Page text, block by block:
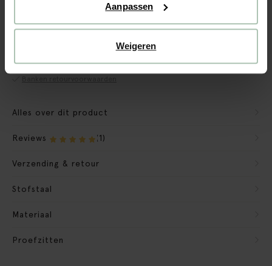
Aanpassen
Weigeren
CBW garantie
We maken de bank gebruiksklaar
Verpakkingsmateriaal nemen we mee
Alles over dit product
Reviews (1)
Verzending & retour
Stofstaal
Materiaal
Proefzitten